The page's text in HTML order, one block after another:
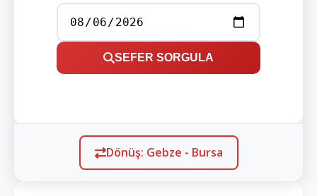
SEFER SORGULA
Dönüş: Gebze - Bursa